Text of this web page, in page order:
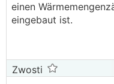
einen
eingebaut ist.
Zwosti